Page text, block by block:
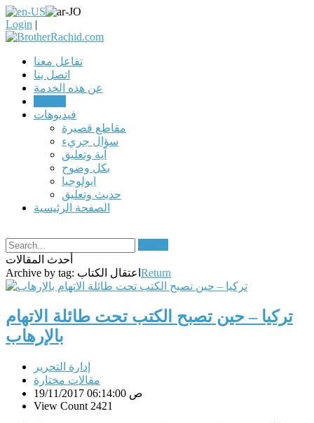
Login |
تفاعل معنا
اتصل بنا
عن هذه الخدمة
فيديوهات
مقاطع قصيرة
سؤال جريء
آية وتعليق
بكل وضوح
ابولوجيا
حديث وتعليق
الصفحة الرئيسية
أحدث المقالات
Archive by tag: اعتقال الكتاب Return
تركيا – حين تصبح الكتب تحت طائلة الاتهام
بالإرهاب
إدارة التحرير
مقالات مختارة
19/11/2017 06:14:00 ص
View Count 2421